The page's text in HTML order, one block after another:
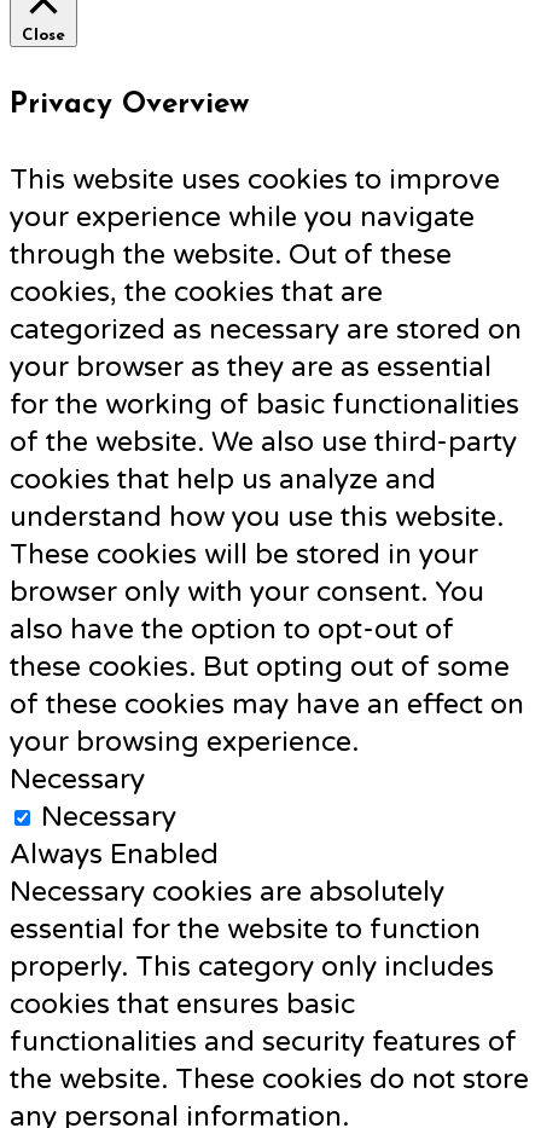
Close
Privacy Overview
This website uses cookies to improve
your experience while you navigate
through the website. Out of these
cookies, the cookies that are
categorized as necessary are stored on
your browser as they are as essential
for the working of basic functionalities
of the website. We also use third-party
cookies that help us analyze and
understand how you use this website.
These cookies will be stored in your
browser only with your consent. You
also have the option to opt-out of
these cookies. But opting out of some
of these cookies may have an effect on
your browsing experience.
Necessary
Necessary
Always Enabled
Necessary cookies are absolutely
essential for the website to function
properly. This category only includes
cookies that ensures basic
functionalities and security features of
the website. These cookies do not store
any personal information.